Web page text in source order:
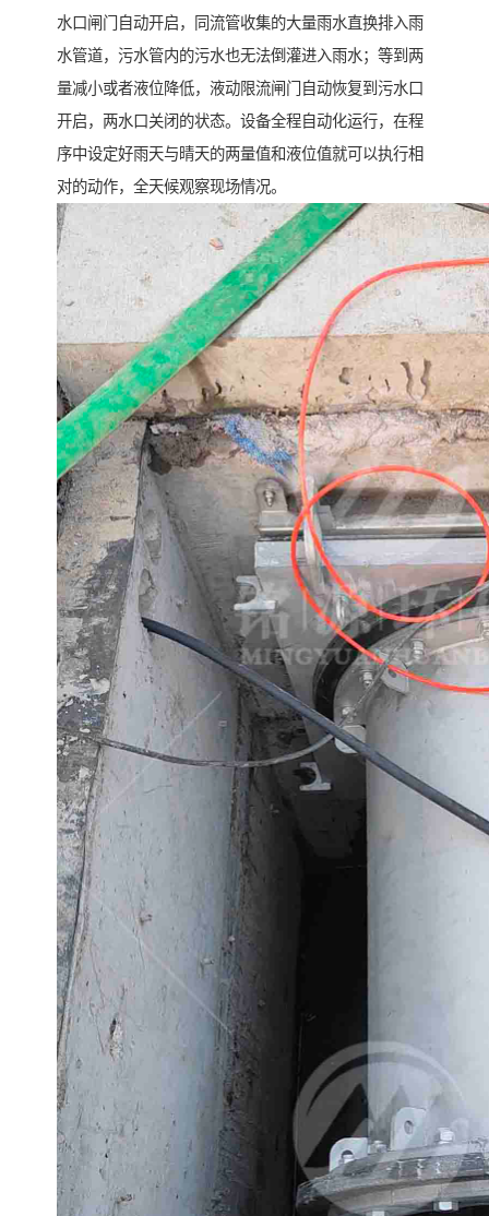
水口闸门自动开启，同流管收集的大量雨水直换排入雨
水管道，污水管内的污水也无法倒灌进入雨水；等到两
量减小或者液位降低，液动限流闸门自动恢复到污水口
开启，两水口关闭的状态。设备全程自动化运行，在程
序中设定好雨天与晴天的两量值和液位值就可以执行相
对的动作，全天候观察现场情况。